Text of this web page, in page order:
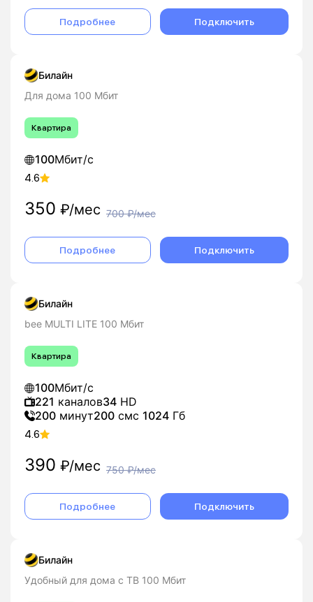
Подробнее Подключить
Билайн
Для дома 100 Мбит
Квартира
100Мбит/с
4.6
350 ₽/мес 700₽/мес
Подробнее Подключить
Билайн
bee MULTI LITE 100 Мбит
Квартира
100Мбит/с
221 каналов34 HD
200 минут200 смс 1024 Гб
4.6
390 ₽/мес 750₽/мес
Подробнее Подключить
Билайн
Удобный для дома с ТВ 100 Мбит